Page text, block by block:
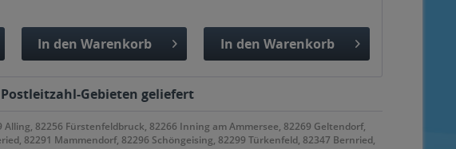
In den Warenkorb
In den Warenkorb
Gebieten geliefert
82256 Fürstenfeldbruck, 82266 Inning am Ammersee, 82269 Geltendorf,
82291 Mammendorf, 82296 Schöngeising, 82299 Türkenfeld, 82347 Bernried,